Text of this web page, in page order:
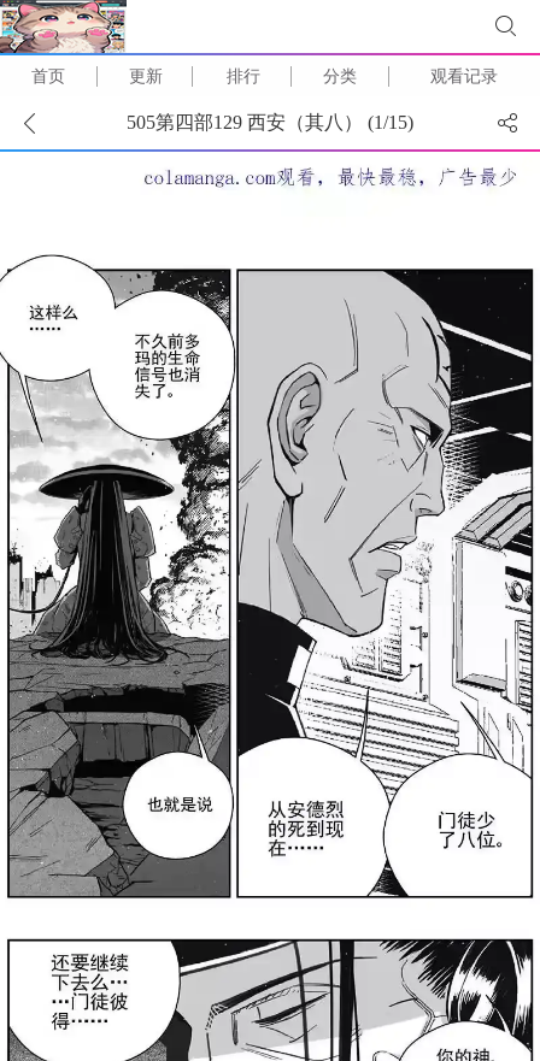
首页 更新 排行 分类 观看记录
505第四部129 西安（其八） (1/15)